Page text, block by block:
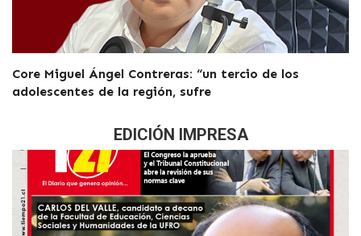
Core Miguel Ángel Contreras: “un tercio de los
adolescentes de la región, sufre
EDICIÓN IMPRESA